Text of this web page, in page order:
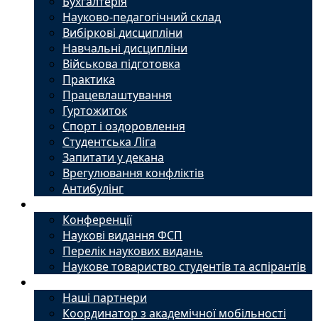
Науково-педагогічний склад
Вибіркові дисципліни
Навчальні дисципліни
Військова підготовка
Практика
Працевлаштування
Гуртожиток
Спорт і оздоровлення
Студентська Ліга
Запитати у декана
Врегулювання конфліктів
Антибулінг
Конференції
Наукові видання ФСП
Перелік наукових видань
Наукове товариство студентів та аспірантів
Наші партнери
Координатор з академічної мобільності